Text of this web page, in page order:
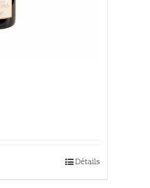
Détails